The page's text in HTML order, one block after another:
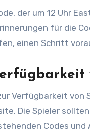
der um 12 Uhr
für die
einen Schritt
Verfügbarkeit von
Die Spieler
Codes und